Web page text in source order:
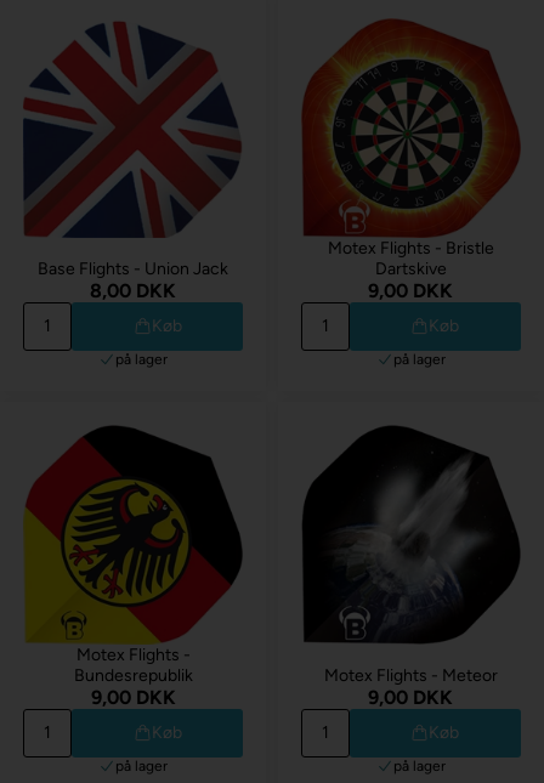
Base Flights - Union Jack
8,00 DKK
Køb
på lager
Motex Flights - Bristle
Dartskive
9,00 DKK
Køb
på lager
Motex Flights -
Bundesrepublik
9,00 DKK
Køb
på lager
Motex Flights - Meteor
9,00 DKK
Køb
på lager